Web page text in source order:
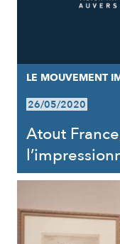
LE MOUVEMENT
26/05/2020
Atout